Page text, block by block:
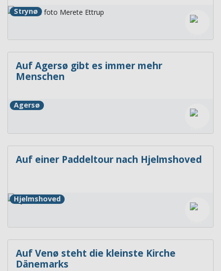
Strynø
Auf Agersø gibt es immer mehr
Menschen
Agersø
Auf einer Paddeltour nach Hjelmshoved
Hjelmshoved
Auf Venø steht die kleinste Kirche
Dänemarks